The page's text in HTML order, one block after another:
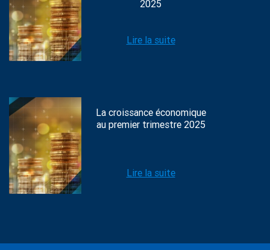
2025
Lire la suite
La croissance économique
au premier trimestre 2025
Lire la suite